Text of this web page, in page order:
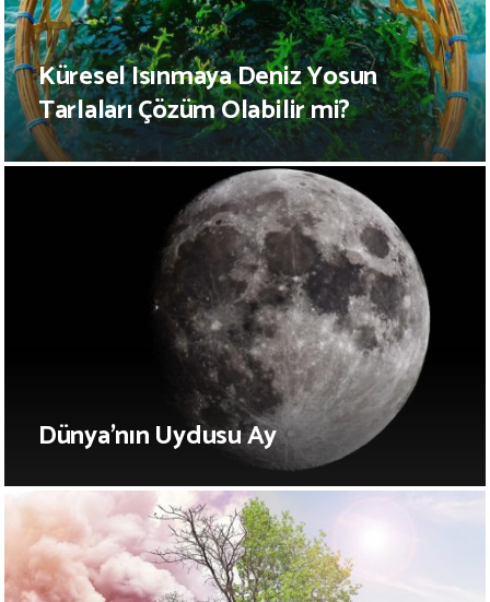
Küresel Isınmaya Deniz Yosun
Tarlaları Çözüm Olabilir mi?
Dünya’nın Uydusu Ay